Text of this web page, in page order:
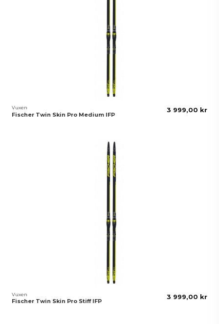
Vuxen
Fischer Twin Skin Pro Medium IFP
3 999,00 kr
Vuxen
Fischer Twin Skin Pro Stiff IFP
3 999,00 kr